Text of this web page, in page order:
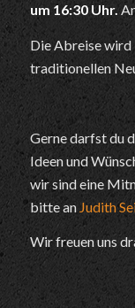
um 16:30 Uhr.
Die Abreise wird
traditionellen
Gerne darfst du
Ideen und
wir sind eine
bitte an Judith
Wir freuen uns